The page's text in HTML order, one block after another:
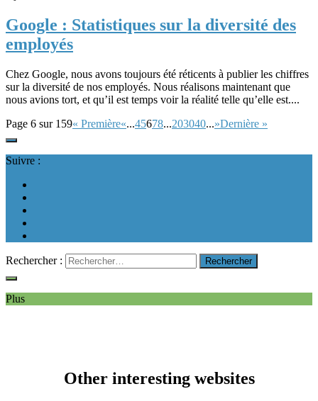
Google : Statistiques sur la diversité des
employés
Chez Google, nous avons toujours été réticents à publier les chiffres
sur la diversité de nos employés. Nous réalisons maintenant que
nous avions tort, et qu’il est temps voir la réalité telle qu’elle est....
Page 6 sur 159« Première«...45678...203040...»Dernière »
Suivre :
Rechercher :
Plus
Other interesting websites